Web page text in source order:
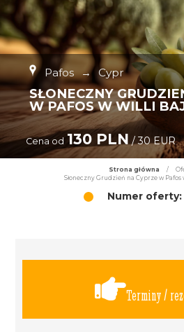
Pafos → Cypr
SŁONECZNY
W PAFOS W WILLI
Cena od 130 PLN/ 30 EUR
Strona główna /
Słoneczny Grudzień na Cyprze w
Numer oferty:
Terminy /